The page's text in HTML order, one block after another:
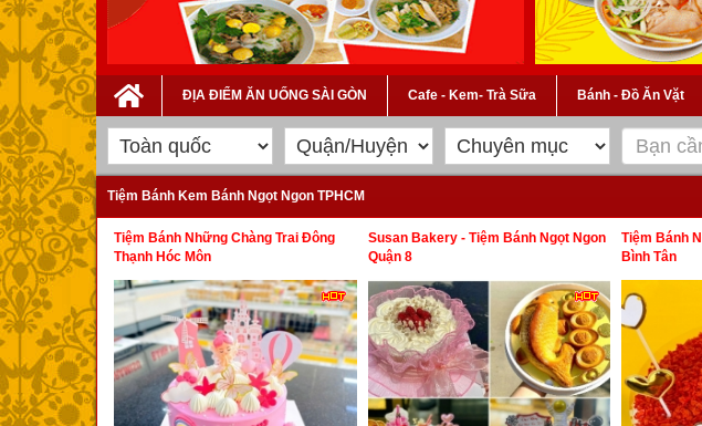
ĐỊA ĐIỂM ĂN UỐNG SÀI GÒN Cafe - Kem- Trà Sữa Bánh - Đồ Ăn Vặt
Tiệm Bánh Kem Bánh Ngọt Ngon TPHCM
Tiệm Bánh Những Chàng Trai Đông
Thạnh Hóc Môn
Susan Bakery - Tiệm Bánh Ngọt Ngon
Quận 8
Tiệm Bánh
Bình Tân